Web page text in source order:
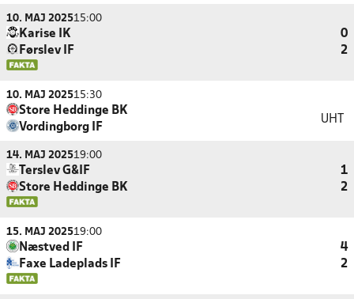
10. MAJ 202515:00
Karise IK
0
Førslev IF
2
10. MAJ 202515:30
Store Heddinge BK
Vordingborg IF
UHT
14. MAJ 202519:00
Terslev G&IF
1
Store Heddinge BK
2
15. MAJ 202519:00
Næstved IF
4
Faxe Ladeplads IF
2